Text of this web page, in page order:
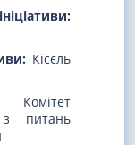
Кісєль
питань